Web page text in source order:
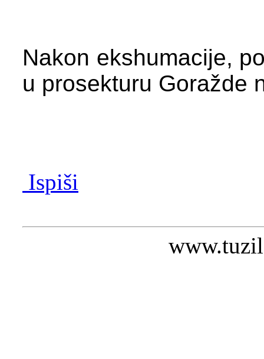
Nakon ekshumacije,
u prosekturu Goražde
Ispiši